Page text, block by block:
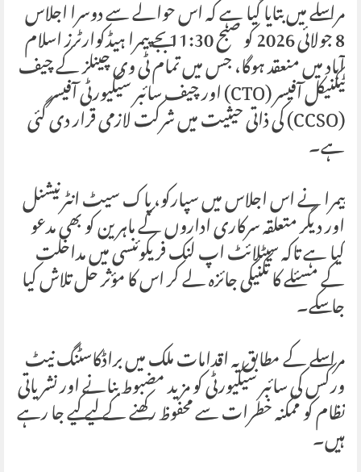
مراسلے میں بتایا گیا ہے کہ اس حوالے سے دوسرا اجلاس
8 جولائی 2026 کو صبح 11:30 بجے پیمرا ہیڈکوارٹرز اسلام
آباد میں منعقد ہوگا، جس میں تمام ٹی وی چینلز کے چیف
ٹیکنیکل آفیسر (CTO) اور چیف سائبر سیکیورٹی آفیسر
(CCSO) کی ذاتی حیثیت میں شرکت لازمی قرار دی گئی ہے۔
پیمرا نے اس اجلاس میں سپارکو، پاک سیٹ انٹرنیشنل
اور دیگر متعلقہ سرکاری اداروں کے ماہرین کو بھی مدعو
کیا ہے تاکہ سیٹلائٹ اپ لنک فریکوئنسی میں مداخلت
کے مسئلے کا تکنیکی جائزہ لے کر اس کا مؤثر حل تلاش کیا
جا سکے۔
مراسلے کے مطابق یہ اقدامات ملک میں براڈکاسٹنگ نیٹ
ورکس کی سائبر سیکیورٹی کو مزید مضبوط بنانے اور نشریاتی
نظام کو ممکنہ خطرات سے محفوظ رکھنے کے لیے کیے جا رہے
ہیں۔